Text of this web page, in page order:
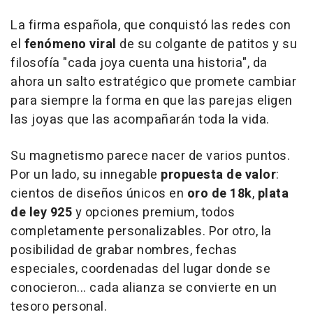
La firma española, que conquistó las redes con
el fenómeno viral de su colgante de patitos y su
filosofía "cada joya cuenta una historia", da
ahora un salto estratégico que promete cambiar
para siempre la forma en que las parejas eligen
las joyas que las acompañarán toda la vida.
Su magnetismo parece nacer de varios puntos.
Por un lado, su innegable propuesta de valor:
cientos de diseños únicos en oro de 18k, plata
de ley 925y opciones premium, todos
completamente personalizables. Por otro, la
posibilidad de grabar nombres, fechas
especiales, coordenadas del lugar donde se
conocieron... cada alianza se convierte en un
tesoro personal.